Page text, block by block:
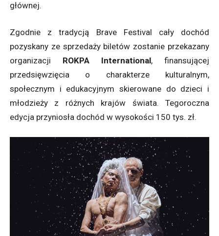
głównej.
Zgodnie z tradycją Brave Festival cały dochód
pozyskany ze sprzedaży biletów zostanie przekazany
organizacji ROKPA International, finansującej
przedsięwzięcia o charakterze kulturalnym,
społecznym i edukacyjnym skierowane do dzieci i
młodzieży z różnych krajów świata. Tegoroczna
edycja przyniosła dochód w wysokości 150 tys. zł.